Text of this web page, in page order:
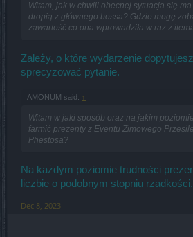
Witam, jak w chwili obecnej sytuacja się
dropią z głównego bossa? Gdzie mogę
zawartość co ona wprowadziła w raz z
Zależy, o które wydarzenie
sprecyzować pytanie.
AMONUM said: ↑
Witam w jaki sposób oraz na jakim
farmić prezenty z Eventu Zimowego
Phestosa?
Na każdym poziomie trudności
liczbie o podobnym stopniu rzadkości.
Dec 8, 2023